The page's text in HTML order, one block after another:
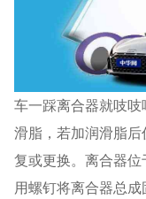
车一踩离合器就吱
滑脂，若加润滑脂
复或更换。离合器位
用螺钉将离合器总